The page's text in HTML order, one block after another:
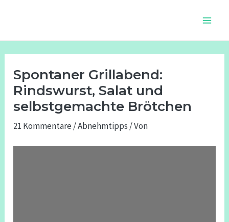
Spontaner Grillabend:
Rindswurst, Salat und
selbstgemachte Brötchen
21 Kommentare /Abnehmtipps / Von